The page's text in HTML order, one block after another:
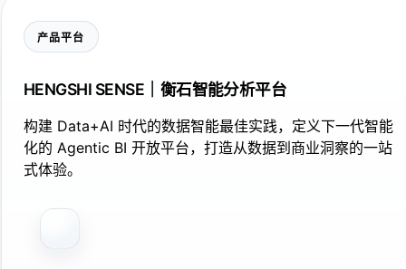
产品平台
HENGSHI SENSE｜衡石智能分析平台
构建 Data+AI 时代的数据智能最佳实践，定义下一代智能
化的 Agentic BI 开放平台，打造从数据到商业洞察的一站
式体验。